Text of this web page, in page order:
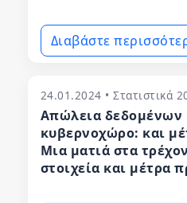
Διαβάστε
24.01.2024 • Στατιστικά
Απώλεια δεδομένων
κυβερνοχώρο: και
Μια ματιά στα
στοιχεία και μέτρα